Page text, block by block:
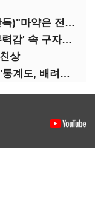
(마약범죄, 처벌에서 치료로)②(단독)"마약은 전염병…여성 맞춤형 재활과정 개발 중"
72년 만에 '수사권' 폐지…검찰 '무력감' 속 구자현 사의
상
(단독)'개인회생' 역대 최대인데…'통계도, 배려도' 없는 사법부